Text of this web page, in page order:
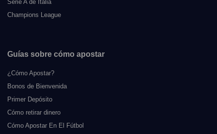
Serie A de Italia
Champions League
Guías sobre cómo apostar
¿Cómo Apostar?
Bonos de Bienvenida
Primer Depósito
Cómo retirar dinero
Cómo Apostar En El Fútbol